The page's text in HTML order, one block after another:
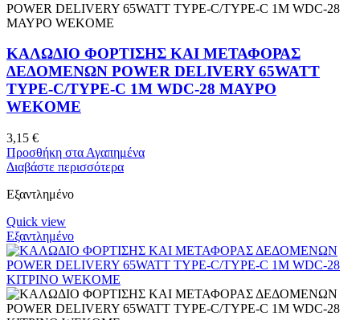
ΚΑΛΩΔΙΟ ΦΟΡΤΙΣΗΣ ΚΑΙ ΜΕΤΑΦΟΡΑΣ
ΔΕΔΟΜΕΝΩΝ POWER DELIVERY 65WATT
TYPE-C/TYPE-C 1M WDC-28 ΜΑΥΡΟ
WEKOME
3,15 €
Προσθήκη στα Αγαπημένα
Διαβάστε περισσότερα
Εξαντλημένο
Quick view
Εξαντλημένο